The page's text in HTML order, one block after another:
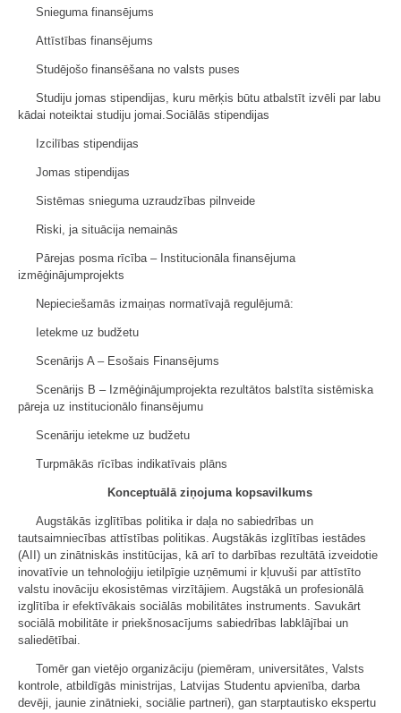
Snieguma finansējums
Attīstības finansējums
Studējošo finansēšana no valsts puses
Studiju jomas stipendijas, kuru mērķis būtu atbalstīt izvēli par labu
kādai noteiktai studiju jomai.Sociālās stipendijas
Izcilības stipendijas
Jomas stipendijas
Sistēmas snieguma uzraudzības pilnveide
Riski, ja situācija nemainās
Pārejas posma rīcība – Institucionāla finansējuma
izmēģinājumprojekts
Nepieciešamās izmaiņas normatīvajā regulējumā:
Ietekme uz budžetu
Scenārijs A – Esošais Finansējums
Scenārijs B – Izmēģinājumprojekta rezultātos balstīta sistēmiska
pāreja uz institucionālo finansējumu
Scenāriju ietekme uz budžetu
Turpmākās rīcības indikatīvais plāns
Konceptuālā ziņojuma kopsavilkums
Augstākās izglītības politika ir daļa no sabiedrības un
tautsaimniecības attīstības politikas. Augstākās izglītības iestādes
(AII) un zinātniskās institūcijas, kā arī to darbības rezultātā izveidotie
inovatīvie un tehnoloģiju ietilpīgie uzņēmumi ir kļuvuši par attīstīto
valstu inovāciju ekosistēmas virzītājiem. Augstākā un profesionālā
izglītība ir efektīvākais sociālās mobilitātes instruments. Savukārt
sociālā mobilitāte ir priekšnosacījums sabiedrības labklājībai un
saliedētībai.
Tomēr gan vietējo organizāciju (piemēram, universitātes, Valsts
kontrole, atbildīgās ministrijas, Latvijas Studentu apvienība, darba
devēji, jaunie zinātnieki, sociālie partneri), gan starptautisko ekspertu